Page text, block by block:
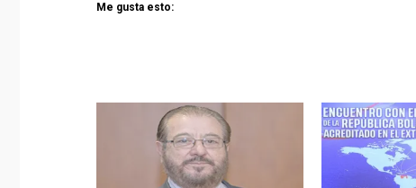
Me gusta esto: